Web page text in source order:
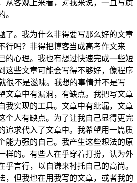
从客观上来看，对我来说，一直写质
。
了。我为什么非得要写那么好的文章
行吗？非得把博客当成高考作文来
的心理。我也有想过快速完成一些短
这些文章可能会写得不够好，像程序
很不是滋味。我想的事情并不是写
文章中有漏洞，有缺点。我把写文章
我实现的工具。文章中有纰漏，文章
个人有缺点。为了让我自己显得更完
追求代入了文章中。我希望用一篇质
能力强的自己。我产生这些想法的原
样的。有些人在乎穿着打扮，认为外
乎言行，以自谦来衬托自己的高尚。
，但我也在用我写的文章，或者我的